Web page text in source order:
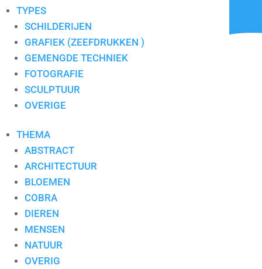
TYPES
SCHILDERIJEN
GRAFIEK (ZEEFDRUKKEN )
GEMENGDE TECHNIEK
FOTOGRAFIE
SCULPTUUR
OVERIGE
THEMA
ABSTRACT
ARCHITECTUUR
BLOEMEN
COBRA
DIEREN
MENSEN
NATUUR
OVERIG